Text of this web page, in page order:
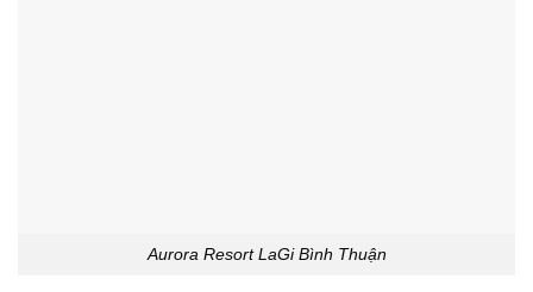
Aurora Resort LaGi Bình Thuận